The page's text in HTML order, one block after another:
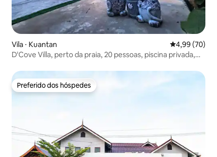
Vila ⋅ Kuantan 4,99 de uma
4,99 (70)
D'Cove Villa, perto da praia, 20 pessoas, piscina privada,
Preferido dos hóspedes
Preferido dos hóspedes